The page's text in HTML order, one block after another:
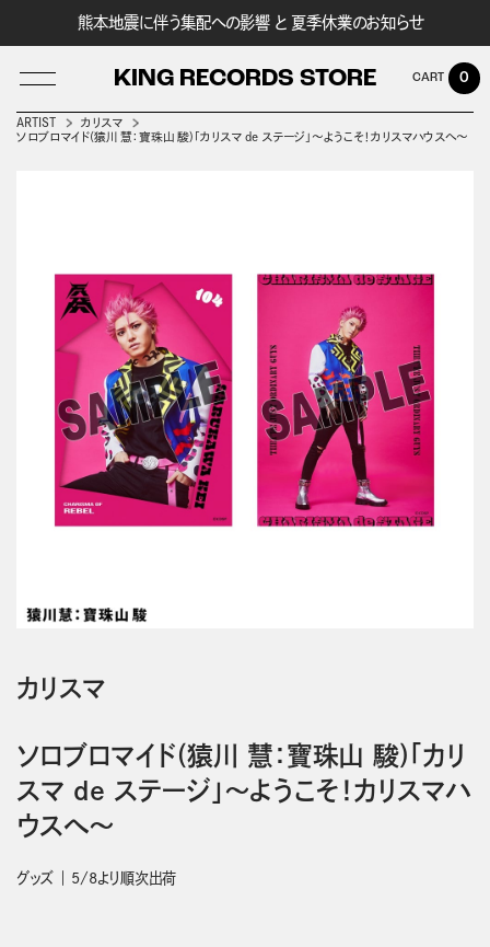
熊本地震に伴う集配への影響 と 夏季休業のお知らせ
KING RECORDS STORE 0
ARTIST
カリスマ
ソロブロマイド(猿川 慧：寶珠山 駿)「カリスマ de ステージ」～ようこそ！カリスマハウスへ～
カリスマ
ソロブロマイド(猿川 慧：寶珠山 駿)「カリ
スマ de ステージ」～ようこそ！カリスマハ
ウスへ～
グッズ 5/8より順次出荷